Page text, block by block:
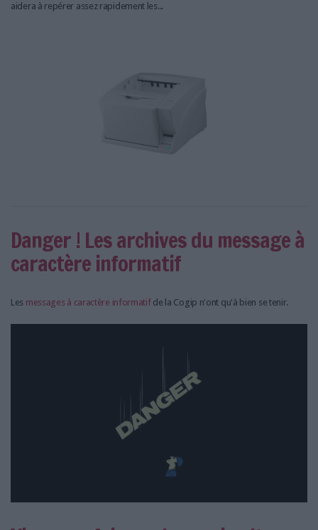
aidera à repérer assez rapidement les...
Danger ! Les archives du message à
caractère informatif
Les messages à caractère informatifde la Cogip n'ont qu'à bien se tenir.